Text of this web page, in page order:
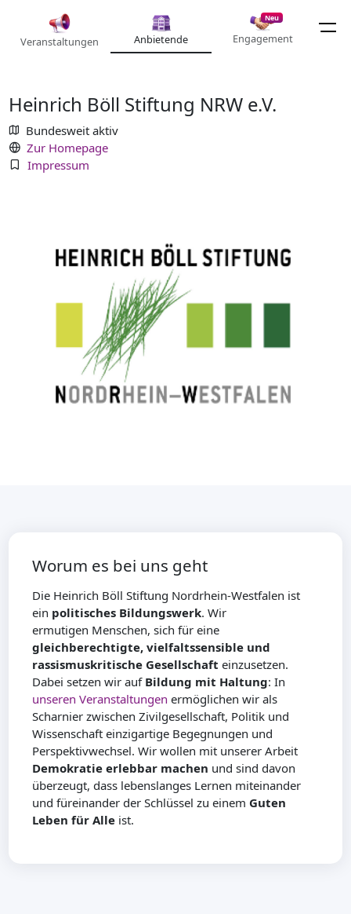
Veranstaltungen Anbietende
Neu
Engagement
Heinrich Böll Stiftung NRW e.V.
Bundesweit aktiv
Zur Homepage
Impressum
Worum es bei uns geht
Die Heinrich Böll Stiftung Nordrhein-Westfalen ist
ein politisches Bildungswerk. Wir
ermutigen Menschen, sich für eine
gleichberechtigte, vielfaltssensible und
rassismuskritische Gesellschaft einzusetzen.
Dabei setzen wir auf Bildung mit Haltung: In
unseren Veranstaltungen ermöglichen wir als
Scharnier zwischen Zivilgesellschaft, Politik und
Wissenschaft einzigartige Begegnungen und
Perspektivwechsel. Wir wollen mit unserer Arbeit
Demokratie erlebbar machen und sind davon
überzeugt, dass lebenslanges Lernen miteinander
und füreinander der Schlüssel zu einem Guten
Leben für Alle ist.